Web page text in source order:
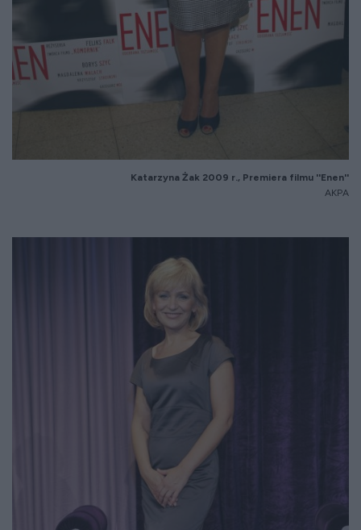
Katarzyna Żak 2009 r., Premiera filmu ''Enen''
AKPA